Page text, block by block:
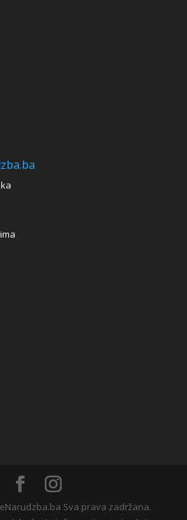
Sva prava zadržana.